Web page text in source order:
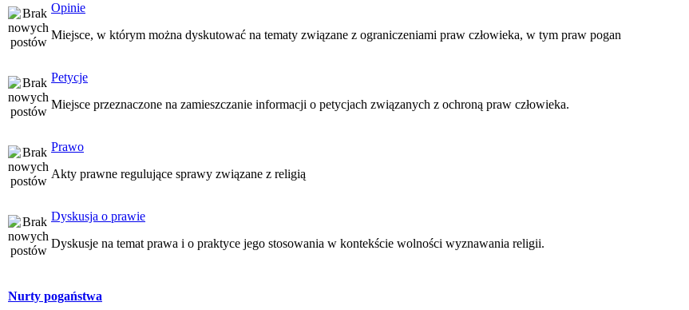
Opinie
Miejsce, w którym można dyskutować na tematy związane z ograniczeniami praw człowieka, w tym praw pogan
Petycje
Miejsce przeznaczone na zamieszczanie informacji o petycjach związanych z ochroną praw człowieka.
Prawo
Akty prawne regulujące sprawy związane z religią
Dyskusja o prawie
Dyskusje na temat prawa i o praktyce jego stosowania w kontekście wolności wyznawania religii.
Nurty pogaństwa